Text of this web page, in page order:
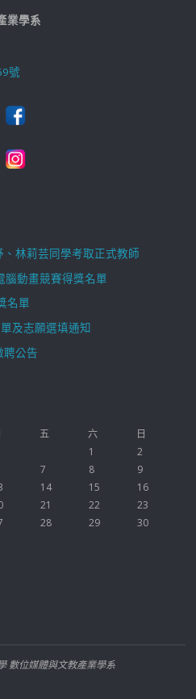
業學系
號
、林莉芸同學考取正式教師
腦動畫競賽得獎名單
名單
及志願選填通知
聘公告
五 六
日
1
2
7 8
9
14 15
16
21 22
23
28 29
30
數位媒體與文教產業學系